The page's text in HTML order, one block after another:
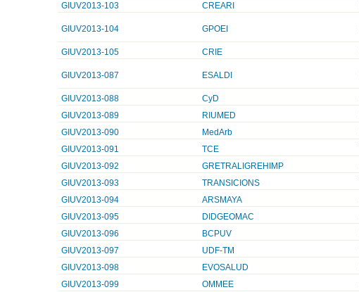
GIUV2013-103 CREARI
GIUV2013-104 GPOEI
GIUV2013-105
CRIE
GIUV2013-087 ESALDI
GIUV2013-088
CyD
GIUV2013-089
RIUMED
GIUV2013-090
MedArb
GIUV2013-091
TCE
GIUV2013-092
GRETRALIGREHIMP
GIUV2013-093
TRANSICIONS
GIUV2013-094
ARSMAYA
GIUV2013-095
DIDGEOMAC
GIUV2013-096
BCPUV
GIUV2013-097
UDF-TM
GIUV2013-098
EVOSALUD
GIUV2013-099
OMMEE